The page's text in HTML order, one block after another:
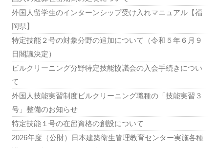
外国人留学生のインターンシップ受け入れマニュアル【福
岡県】
特定技能２号の対象分野の追加について（令和５年６月９
日閣議決定）
ビルクリーニング分野特定技能協議会の入会手続きについ
て
外国人技能実習制度ビルクリーニング職種の「技能実習３
号」整備のお知らせ
特定技能１号の在留資格の創設について
2026年度（公財）日本建築衛生管理教育センター実施各種